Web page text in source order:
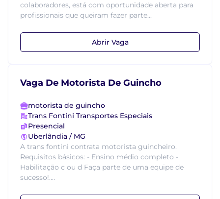
colaboradores, está com oportunidade aberta para
profissionais que queiram fazer parte...
Abrir Vaga
Vaga De Motorista De Guincho
motorista de guincho
Trans Fontini Transportes Especiais
Presencial
Uberlândia / MG
A trans fontini contrata motorista guincheiro.
Requisitos básicos: - Ensino médio completo -
Habilitação c ou d Faça parte de uma equipe de
sucesso!....